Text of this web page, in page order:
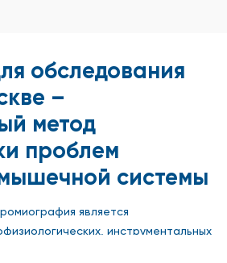
обследования
–
метод
проблем
системы
является
инструментальных